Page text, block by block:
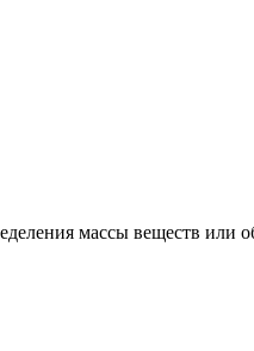
массы веществ или